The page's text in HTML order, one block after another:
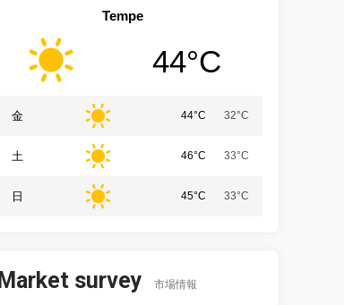
Tempe
44°C
金 44°C 32°C
土 46°C 33°C
日 45°C 33°C
Market survey 市場情報